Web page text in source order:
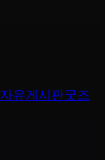
자유게시판굿즈